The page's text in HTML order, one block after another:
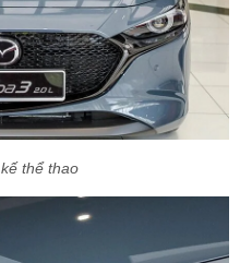
thể thao